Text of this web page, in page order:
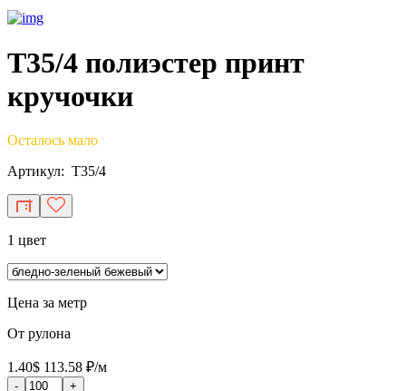
T35/4 полиэстер принт
кручочки
Осталось мало
Артикул: T35/4
1 цвет
Цена за метр
От рулона
1.40$ 113.58 ₽/м
- +